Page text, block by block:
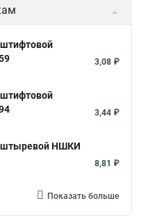
3,08 ₽
3,44 ₽
штыревой НШКИ
8,81 ₽
Показать больше